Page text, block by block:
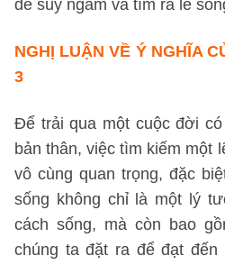
để suy ngẫm và tìm ra lẽ
NGHỊ LUẬN VỀ Ý NGHĨA
3
Để trải qua một cuộc đời
bản thân, việc tìm kiếm một
vô cùng quan trọng, đặc
sống không chỉ là một lý
cách sống, mà còn bao
chúng ta đặt ra để đạt